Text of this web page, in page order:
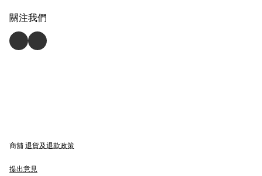
關注我們
商舖 退貨及退款政策
提出意見